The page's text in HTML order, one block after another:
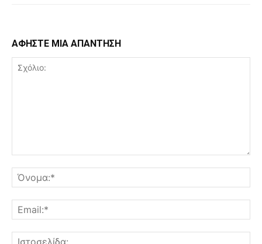
ΑΦΗΣΤΕ ΜΙΑ ΑΠΑΝΤΗΣΗ